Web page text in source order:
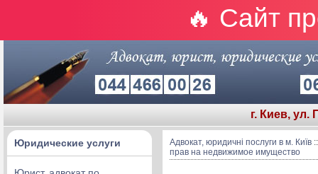
🔥 Сайт
г. Киев, ул.
Юридические услуги Адвокат, юридичні послуги в м. Київ
прав на недвижимое имущество